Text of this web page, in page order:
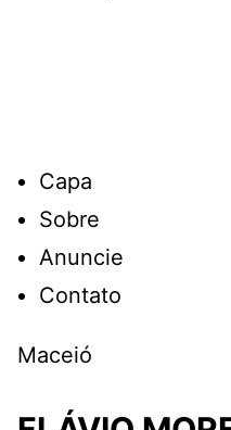
Capa
Sobre
Anuncie
Contato
F
T
IM
Maceió